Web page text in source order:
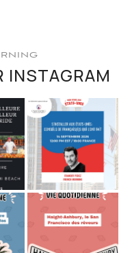
INSTAGRAM